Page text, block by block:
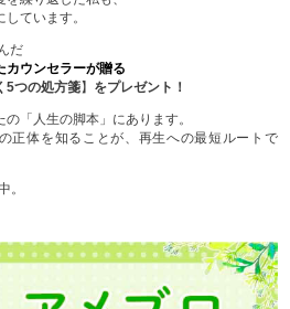
ています。
だ
カウンセラーが贈る
5つの処方箋】 をプレゼント！
「人生の脚本」にあります。
正体を知ることが、再生への最短ルートで
。